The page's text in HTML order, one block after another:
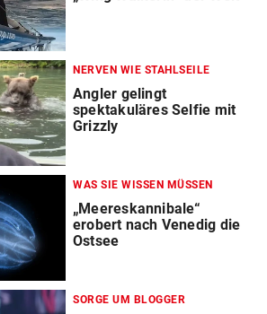
NERVEN WIE STAHLSEILE
Angler gelingt
spektakuläres Selfie mit
Grizzly
WAS SIE WISSEN MÜSSEN
„Meereskannibale“
erobert nach Venedig die
Ostsee
SORGE UM BLOGGER